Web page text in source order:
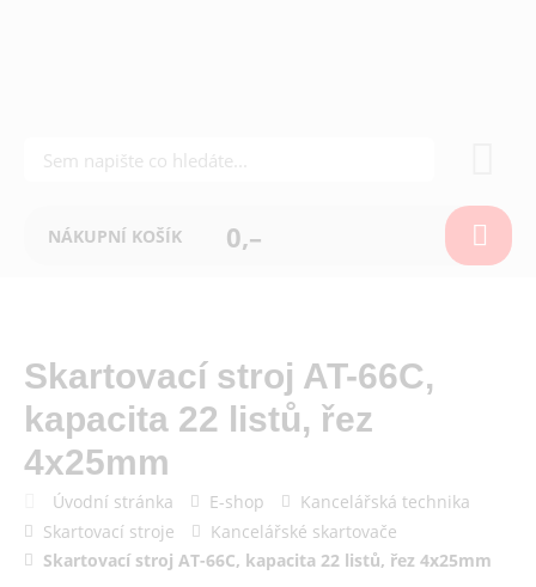
NÁKUPNÍ KOŠÍK 0,–
Skartovací stroj AT-66C,
kapacita 22 listů, řez
4x25mm
Úvodní stránka E-shop
Kancelářská technika
Skartovací stroje
Kancelářské skartovače
Skartovací stroj AT-66C, kapacita 22 listů, řez 4x25mm